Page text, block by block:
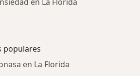
en La Florida
populares
en La Florida